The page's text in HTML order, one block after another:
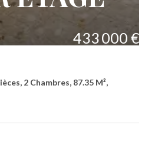
433 000 €
2 Chambres, 87.35 M²,